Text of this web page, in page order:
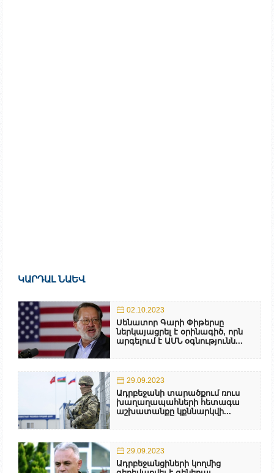
ԿԱՐԴԱԼ ՆԱԵՎ
02.10.2023
Սենատոր Գարի Փիթերսը
ներկայացրել է օրինագիծ, որն
արգելում է ԱՄՆ օգնությունն...
29.09.2023
Ադրբեջանի տարածքում ռուս
խաղաղապահների հետագա
աշխատանքը կքննարկվի...
29.09.2023
Ադրբեջանցիների կողմից